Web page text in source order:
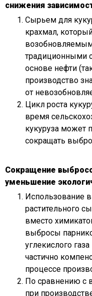
снижения
Сырьем для
крахмал,
традиционными
основе нефти
производство
от
Цикл роста
время
кукуруза может
сокращать
Сокращение
уменьшение
Использование
растительного
вместо
выбросы
углекислого
частично
процессе
По сравнению с
при